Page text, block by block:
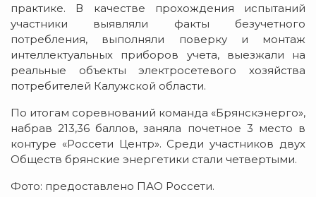
практике. В качестве прохождения испытаний
участники выявляли факты безучетного
потребления, выполняли поверку и монтаж
интеллектуальных приборов учета, выезжали на
реальные объекты электросетевого хозяйства
потребителей Калужской области.
По итогам соревнований команда «Брянскэнерго»,
набрав 213,36 баллов, заняла почетное 3 место в
контуре «Россети Центр». Среди участников двух
Обществ брянские энергетики стали четвертыми.
Фото: предоставлено ПАО Россети.